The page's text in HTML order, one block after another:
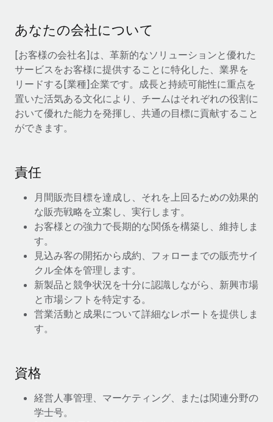
接続 新しい
当社のMCPを使用して、あらゆるAIツールをRemoteに接続
統合
基本的なビジネスツールを活用して業務プロセスを効率化す
る
専門家に相談
グローバル人事・コンプライアンスの専門サポート
バックグラウンドチェック
候補者の選考プロセスをシンプルに
Compliance Watchtower
コンプライアンスリスクを先回りして対応
デバイス管理
ITデバイスを世界規模で提供・管理
法人設立
移住・転勤
福利厚生
パートナーに登録
戦略的テクノロジーパートナー
グローバルな人事機能を柔軟に自社プラットフォームへ統合
パートナーとして登録
当社とのパートナーシップの可能性を検討する
活用事例
チェックリストおよびテンプレート
職務内容ライブラリ
ウェビナー
イベント
ニュースルーム
情報センター
サポートを依頼する
すべてのリソースを表示する
ブログ
グローバル給与処理
EORおよびPEO
契約社員管理
ブログを読む
Português (Portugal)
日本語
한국어
中文（简体）
あなたの会社について
[お客様の会社名]は、革新的なソリューションと優れた
サービスをお客様に提供することに特化した、業界を
リードする[業種]企業です。成長と持続可能性に重点を
置いた活気ある文化により、チームはそれぞれの役割に
おいて優れた能力を発揮し、共通の目標に貢献すること
ができます。
責任
月間販売目標を達成し、それを上回るための効果的
な販売戦略を立案し、実行します。
お客様との強力で長期的な関係を構築し、維持しま
す。
見込み客の開拓から成約、フォローまでの販売サイ
クル全体を管理します。
新製品と競争状況を十分に認識しながら、新興市場
と市場シフトを特定する。
営業活動と成果について詳細なレポートを提供しま
す。
資格
経営人事管理、マーケティング、または関連分野の
学士号。